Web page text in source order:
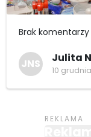
Brak komentarzy
JNS Julita
10 grudnia